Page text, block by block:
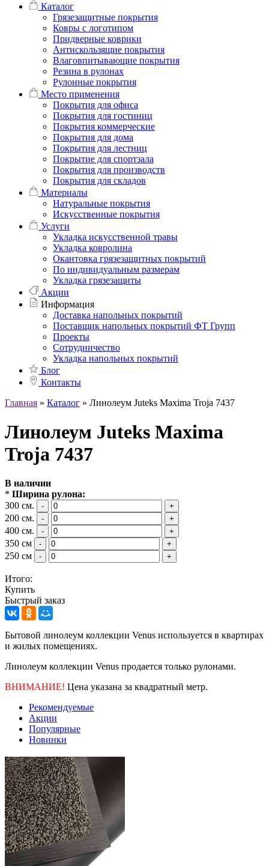
Каталог
Грязезащитные покрытия
Ковры с логотипом
Придверные коврики
Антискользящие покрытия
Влаговпитывающие покрытия
Резина в рулонах
Рулонные покрытия
Место применения
Покрытия для офиса
Покрытия для гостиниц
Покрытия коммерческие
Покрытия для дома
Покрытия для лестниц
Покрытие для спортзала
Покрытия для производств
Покрытия для складов
Материалы
Натуральные покрытия
Искусственные покрытия
Услуги
Укладка искусственной травы
Укладка ковролина
Окантовка грязезащитных покрытий
По индивидуальным размерам
Укладка грязезащиты
Акции
Информация
Доставка напольных покрытий
Поставщик напольных покрытий ФТ Групп
Проекты
Сотрудничество
Укладка напольных покрытий
Блог
Контакты
Главная » Каталог » Линолеум Juteks Maxima Troja 7437
Линолеум Juteks Maxima
Troja 7437
В наличии
* Ширина рулона:
300 см.
- +
200 см. - +
400 см. - +
350 см - +
250 см - +
Итого:
Купить
Быстрый заказ
Бытовой линолеум коллекции Venus используется в квартирах
и жилых помещениях.
Линолеум коллекции Venus продается только рулонами.
ВНИМАНИЕ! Цена указана за квадратный метр.
Рекомендуемые
Акции
Популярные
Новинки